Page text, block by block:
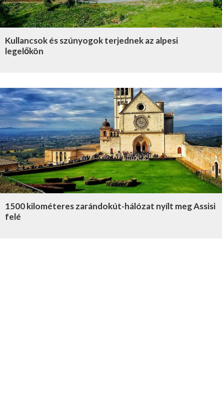
Kullancsok és szúnyogok terjednek az alpesi
legelőkön
1500 kilométeres zarándokút-hálózat nyílt meg Assisi
felé